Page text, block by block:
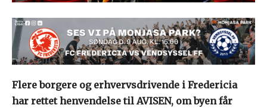
Flere borgere og erhvervsdrivende i Fredericia
har rettet henvendelse til AVISEN, om byen får